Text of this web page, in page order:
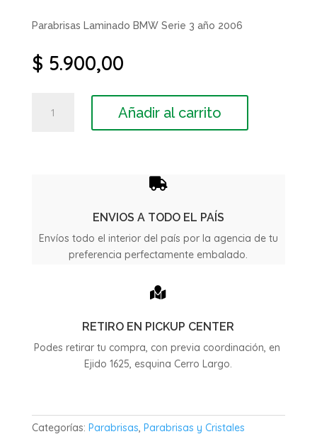
Parabrisas Laminado BMW Serie 3 año 2006
$ 5.900,00
Laminado
Añadir al carrito

ENVIOS A TODO EL PAÍS
Envíos todo el interior del país por la agencia de tu
preferencia perfectamente embalado.

RETIRO EN PICKUP CENTER
Podes retirar tu compra, con previa coordinación, en
Ejido 1625, esquina Cerro Largo.
Categorías: Parabrisas, Parabrisas y Cristales